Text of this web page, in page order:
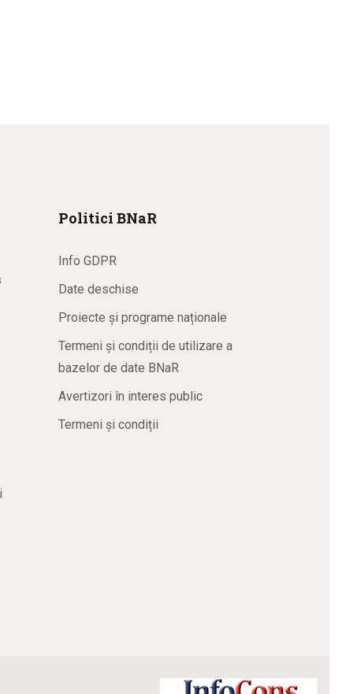
Politici BNaR
Info GDPR
Date deschise
Proiecte și programe naționale
Termeni și condiții de utilizare a
bazelor de date BNaR
Avertizori în interes public
Termeni și condiții